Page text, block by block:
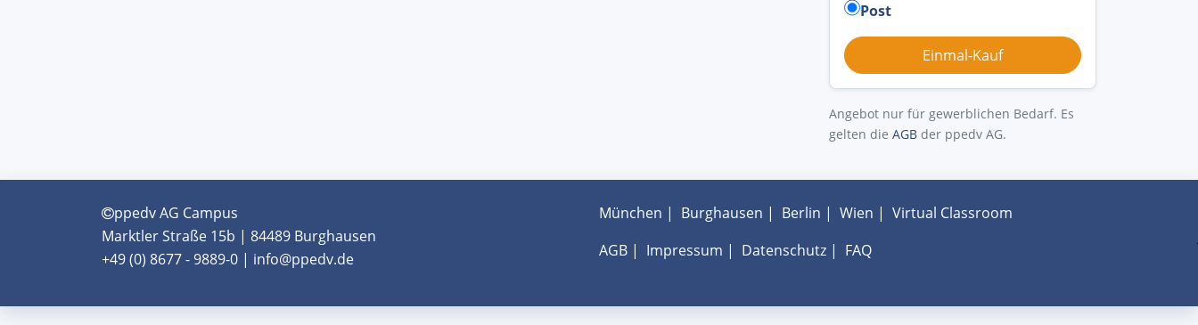
Post
Angebot nur für gewerblichen Bedarf. Es
gelten die AGB der ppedv AG.
ppedv AG Campus
Marktler Straße 15b | 84489 Burghausen
+49 (0) 8677 - 9889-0 | info@ppedv.de
München | Burghausen | Berlin | Wien | Virtual Classroom
AGB| Impressum | Datenschutz| FAQ